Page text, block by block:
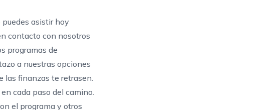
asistir hoy
contacto con nosotros
programas de
a nuestras opciones
las finanzas te retrasen.
cada paso del camino.
el programa y otros